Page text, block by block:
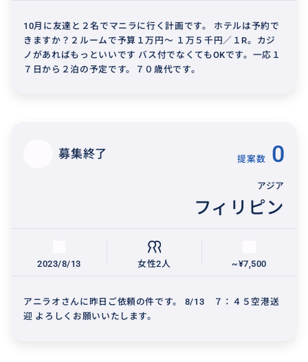
10月に友達と２名でマニラに行く計画です。 ホテルは予約で
きますか？２ルームで予算１万円～ １万５千円／１R。カジ
ノがあればもっといいです バス付でなくてもOKです。一応１
７日から２泊の予定です。７０歳代です。
募集終了 提案数 0
アジア
フィリピン
2023/8/13 女性2人 ~¥7,500
アニラオさんに昨日ご依頼の件です。 8/13 ７：４５空港送
迎 よろしくお願いいたします。